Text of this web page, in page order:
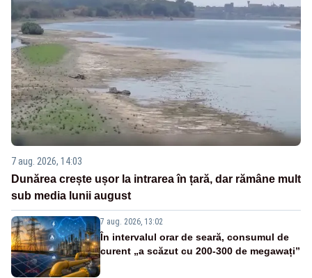
7 aug. 2026, 14:03
Dunărea crește ușor la intrarea în țară, dar rămâne mult
sub media lunii august
7 aug. 2026, 13:02
În intervalul orar de seară, consumul de
curent „a scăzut cu 200-300 de megawați”